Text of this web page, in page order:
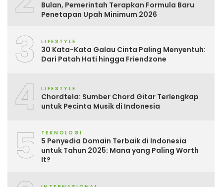
Bulan, Pemerintah Terapkan Formula Baru
Penetapan Upah Minimum 2026
3 LIFESTYLE
30 Kata-Kata Galau Cinta Paling Menyentuh:
Dari Patah Hati hingga Friendzone
4 LIFESTYLE
Chordtela: Sumber Chord Gitar Terlengkap
untuk Pecinta Musik di Indonesia
5 TEKNOLOGI
5 Penyedia Domain Terbaik di Indonesia
untuk Tahun 2025: Mana yang Paling Worth
It?